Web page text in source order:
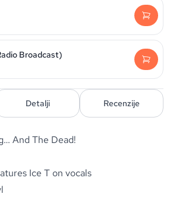
Broadcast)
Detalji Recenzije
And The Dead!
Ice T on vocals